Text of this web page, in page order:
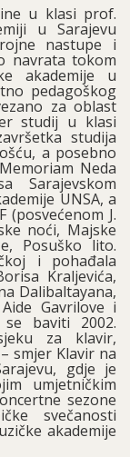
u klasi prof.
u Sarajevu
nastupe i
navrata tokom
akademije u
pedagoškog
za oblast
studij u klasi
studija
a posebno
Neda
Sarajevskom
UNSA, a
(posvećenom J.
noći, Majske
Posuško lito.
i pohađala
Kraljevića,
Dalibaltayana,
Gavrilove i
baviti 2002.
za klavir,
smjer Klavir na
gdje je
umjetničkim
sezone
svečanosti
akademije